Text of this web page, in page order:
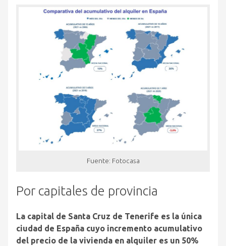
Fuente: Fotocasa
Por capitales de provincia
La capital de Santa Cruz de Tenerife es la única
ciudad de España cuyo incremento acumulativo
del precio de la vivienda en alquiler es un 50%